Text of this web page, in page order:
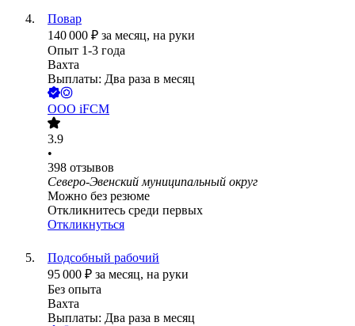
Повар
140 000 ₽ за месяц, на руки
Опыт 1-3 года
Вахта
Выплаты: Два раза в месяц
ООО iFCM
3.9
•
398 отзывов
Северо-Эвенский муниципальный округ
Можно без резюме
Откликнитесь среди первых
Откликнуться
Подсобный рабочий
95 000 ₽ за месяц, на руки
Без опыта
Вахта
Выплаты: Два раза в месяц